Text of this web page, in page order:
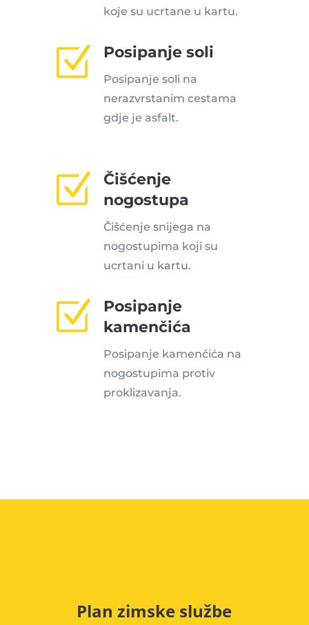
koje su ucrtane u kartu.
Z Posipanje soli
Posipanje soli na
nerazvrstanim cestama
gdje je asfalt.
Z
Čišćenje
nogostupa
Čišćenje snijega na
nogostupima koji su
ucrtani u kartu.
Z
Posipanje
kamenčića
Posipanje kamenčića na
nogostupima protiv
proklizavanja.
Plan zimske službe